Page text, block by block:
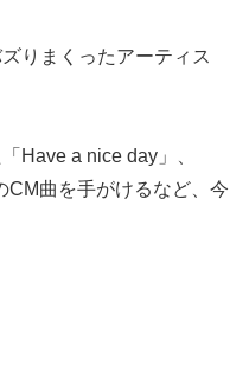
りまくったアーティス
Have a nice day」、
CM曲を手がけるなど、今